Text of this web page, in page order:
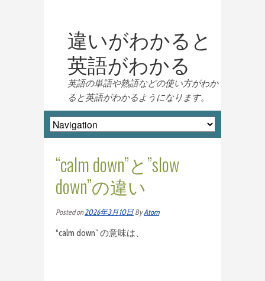
違いがわかると
英語がわかる
英語の単語や熟語などの使い方がわか
ると英語がわかるようになります。
“calm down”と”slow
down”の違い
Posted on2026年3月10日 ByAtom
“calm down” の意味は、